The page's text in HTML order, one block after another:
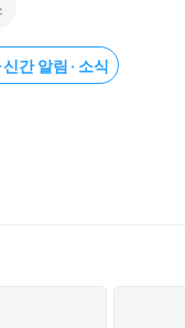
신간 알림 · 소식